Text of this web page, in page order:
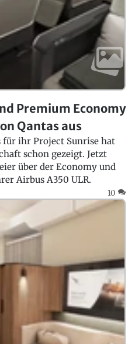
Premium Economy
Qantas aus
für ihr Project Sunrise hat
schon gezeigt. Jetzt
über der Economy und
Airbus A350 ULR.
10